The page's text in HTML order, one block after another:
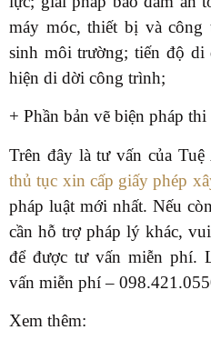
máy móc, thiết bị và công
sinh môi trường; tiến độ di
hiện di dời công trình;
+ Phần bản vẽ biện pháp
Trên đây là tư vấn của
thủ tục xin cấp giấy phép
pháp luật mới nhất. Nếu
cần hỗ trợ pháp lý khác,
để được tư vấn miễn phí.
vấn miễn phí –
Xem thêm: